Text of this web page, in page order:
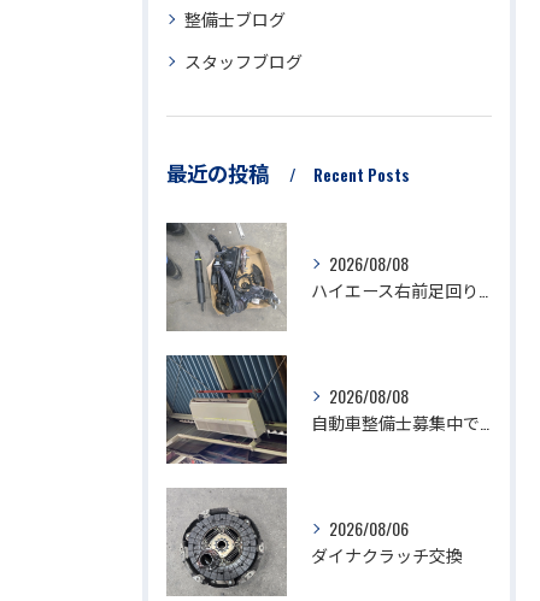
整備士ブログ
スタッフブログ
最近の投稿 Recent Posts
2026/08/08
2026/08/08
2026/08/06
ダイナクラッチ交換